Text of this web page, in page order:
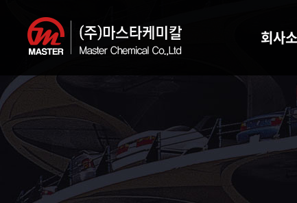
회사